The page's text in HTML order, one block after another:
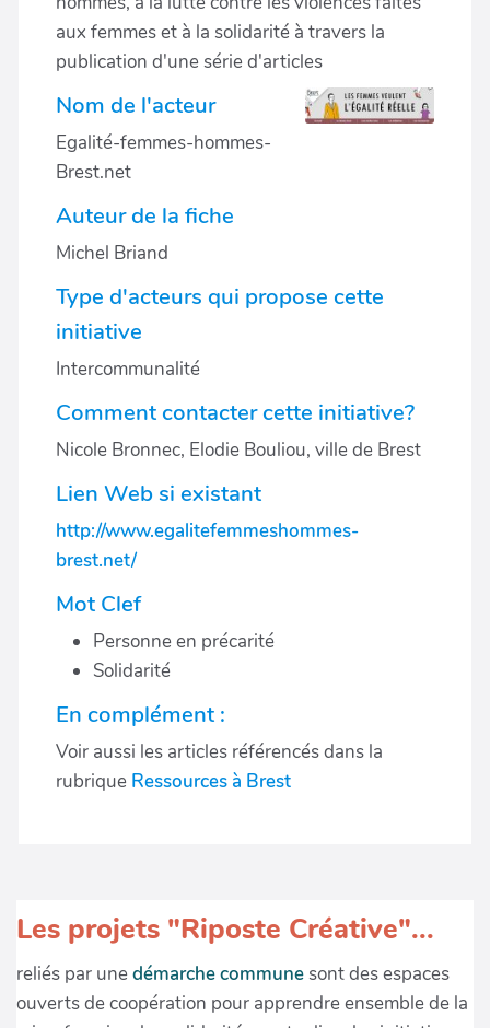
aux femmes et à la solidarité à travers la
publication d'une série d'articles
Nom de l'acteur
Egalité-femmes-hommes-
Brest.net
Auteur de la fiche
Michel Briand
Type d'acteurs qui propose cette
initiative
Intercommunalité
Comment contacter cette initiative?
Nicole Bronnec, Elodie Bouliou, ville de Brest
Lien Web si existant
http://www.egalitefemmeshommes-
brest.net/
Mot Clef
Personne en précarité
Solidarité
En complément :
Voir aussi les articles référencés dans la
rubrique Ressources à Brest